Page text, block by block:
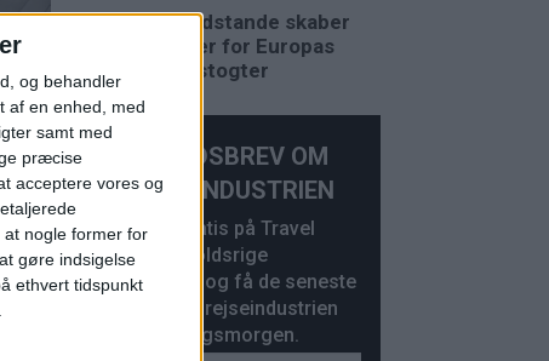
og behandler
af en enhed, med
samt med
præcise
acceptere vores og
nogle former for
gøre indsigelse
ethvert tidspunkt
Lave vandstande skaber
problemer for Europas
flodkrydstogter
NYHEDSBREV OM
REJSEINDUSTRIEN
Abonner gratis på Travel
News’ indholdsrige
nyhedsbrev og få de seneste
nyheder fra rejseindustrien
hver hverdagsmorgen.